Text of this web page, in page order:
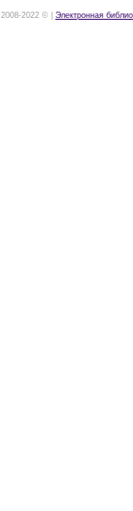
2008-2022 © | Электронная